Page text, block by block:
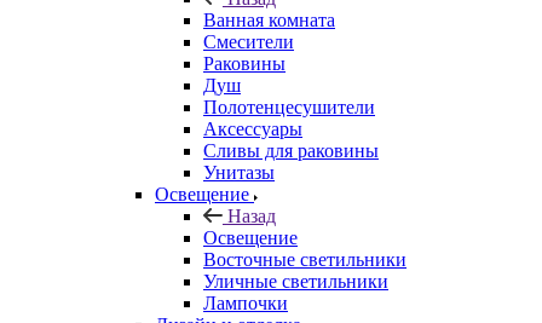
Ванная комната
Смесители
Раковины
Душ
Полотенцесушители
Аксессуары
Сливы для раковины
Унитазы
Освещение
Назад
Освещение
Восточные светильники
Уличные светильники
Лампочки